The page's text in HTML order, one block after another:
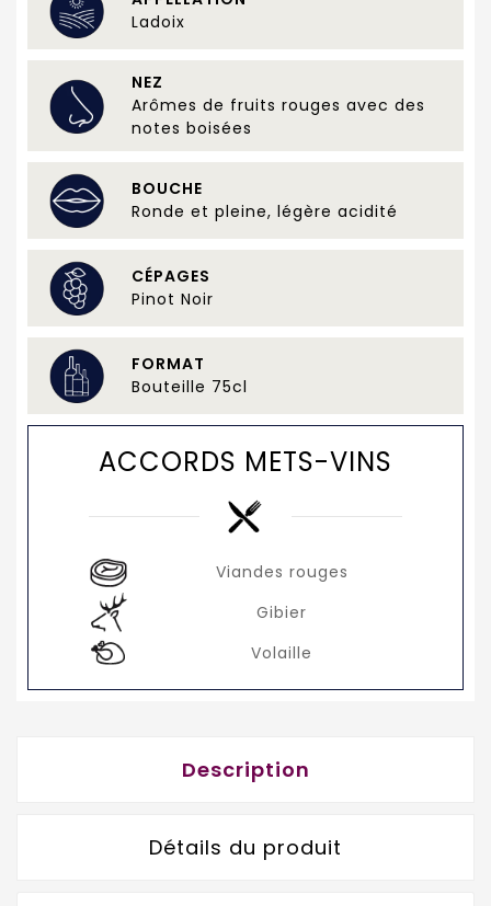
Ladoix
NEZ
Arômes de fruits rouges avec des
notes boisées
BOUCHE
Ronde et pleine, légère acidité
CÉPAGES
Pinot Noir
FORMAT
Bouteille 75cl
ACCORDS METS-VINS
Viandes rouges
Gibier
Volaille
Description
Détails du produit